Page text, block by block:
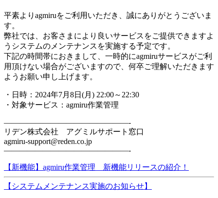
平素よりagmiruをご利用いただき、誠にありがとうございま
す。
弊社では、お客さまにより良いサービスをご提供できますよ
うシステムのメンテナンスを実施する予定です。
下記の時間帯におきまして、一時的にagmiruサービスがご利
用頂けない場合がございますので、何卒ご理解いただきます
ようお願い申し上げます。
・日時：2024年7月8日(月) 22:00～22:30
・対象サービス：agmiru作業管理
————————————————-
リデン株式会社 アグミルサポート窓口
agmiru-support@reden.co.jp
————————————————-
【新機能】agmiru作業管理 新機能リリースの紹介！
【システムメンテナンス実施のお知らせ】